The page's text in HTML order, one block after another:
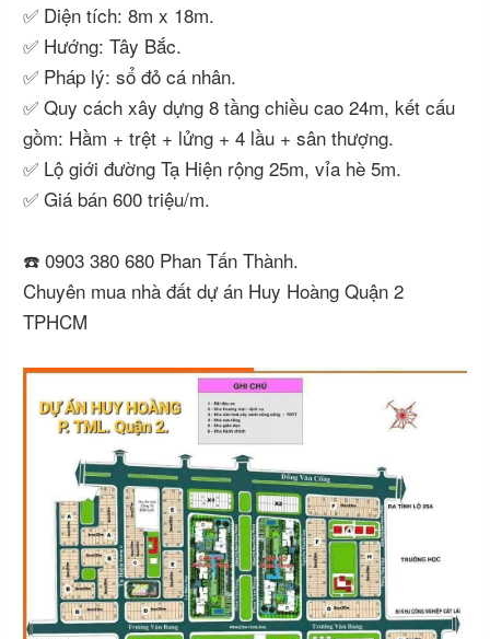
✅ Diện tích: 8m x 18m.
✅ Hướng: Tây Bắc.
✅ Pháp lý: sổ đỏ cá nhân.
✅ Quy cách xây dựng 8 tầng chiều cao 24m, kết cấu
gồm: Hầm + trệt + lửng + 4 lầu + sân thượng.
✅ Lộ giới đường Tạ Hiện rộng 25m, vỉa hè 5m.
✅ Giá bán 600 triệu/m.
☎️ 0903 380 680 Phan Tấn Thành.
Chuyên mua nhà đất dự án Huy Hoàng Quận 2
TPHCM